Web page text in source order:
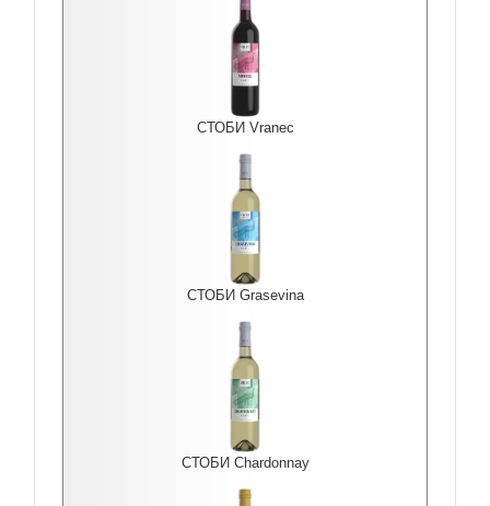
СТОБИ Vranec
СТОБИ Grasevina
СТОБИ Chardonnay